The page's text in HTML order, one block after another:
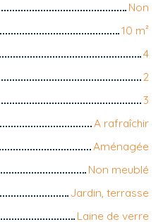
Non
10 m²
4
2
3
A rafraîchir
Aménagée
Non meublé
Jardin, terrasse
Laine de verre